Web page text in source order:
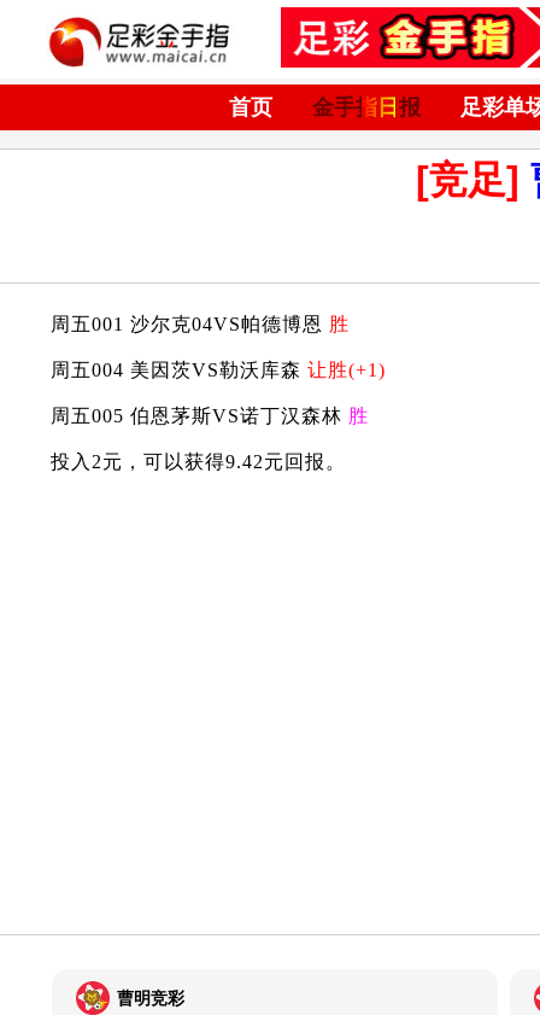
首页 金手指日报 足彩单
[竞足]
周五001 沙尔克04VS帕德博恩 胜
周五004 美因茨VS勒沃库森 让胜(+1)
周五005 伯恩茅斯VS诺丁汉森林 胜
投入2元，可以获得9.42元回报。
曹明竞彩